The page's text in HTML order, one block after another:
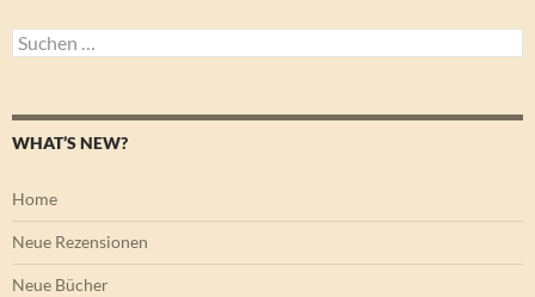
Suchen
nach:
WHAT’S NEW?
Home
Neue Rezensionen
Neue Bücher